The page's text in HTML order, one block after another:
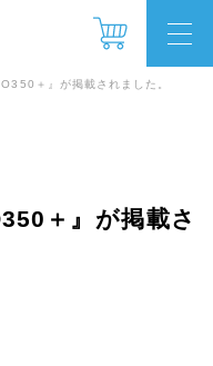
＋』が掲載されました。
＋』が掲載さ